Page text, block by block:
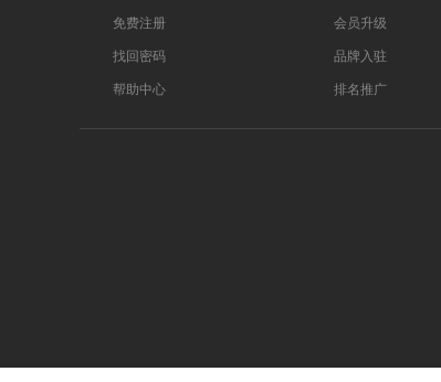
免费注册
找回密码
帮助中心
会员升级
品牌入驻
排名推广